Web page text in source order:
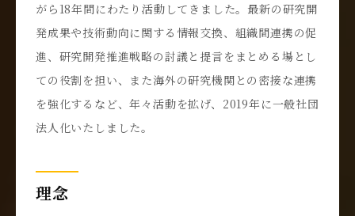
がら18年間にわたり活動してきました。最新の研究開
発成果や技術動向に関する情報交換、組織間連携の促
進、研究開発推進戦略の討議と提言をまとめる場とし
ての役割を担い、また海外の研究機関との密接な連携
を強化するなど、年々活動を拡げ、2019年に一般社団
法人化いたしました。
理念